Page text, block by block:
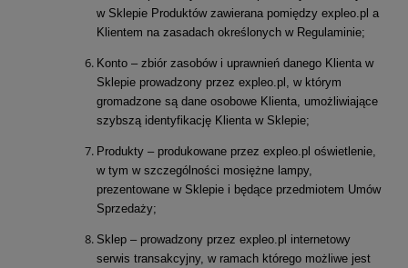
w Sklepie Produktów zawierana pomiędzy expleo.pl a
Klientem na zasadach określonych w Regulaminie;
Konto – zbiór zasobów i uprawnień danego Klienta w
Sklepie prowadzony przez expleo.pl, w którym
gromadzone są dane osobowe Klienta, umożliwiające
szybszą identyfikację Klienta w Sklepie;
Produkty – produkowane przez expleo.pl oświetlenie,
w tym w szczególności mosiężne lampy,
prezentowane w Sklepie i będące przedmiotem Umów
Sprzedaży;
Sklep – prowadzony przez expleo.pl internetowy
serwis transakcyjny, w ramach którego możliwe jest